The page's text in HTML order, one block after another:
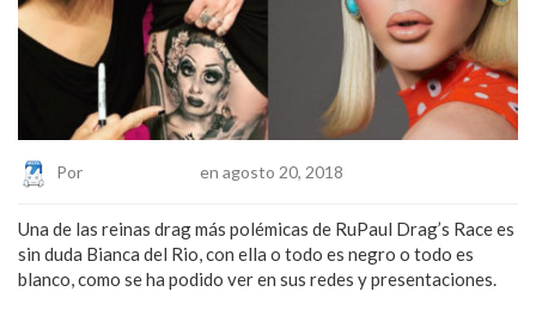
Por en agosto 20, 2018
Una de las reinas drag más polémicas de RuPaul Drag’s Race es
sin duda Bianca del Rio, con ella o todo es negro o todo es
blanco, como se ha podido ver en sus redes y presentaciones.